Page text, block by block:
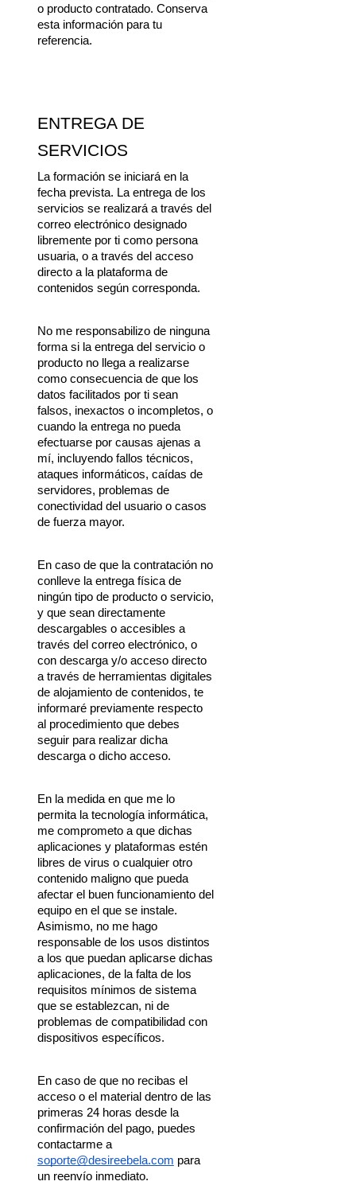
o producto contratado. Conserva
esta información para tu
referencia.
ENTREGA DE
SERVICIOS
La formación se iniciará en la
fecha prevista. La entrega de los
servicios se realizará a través del
correo electrónico designado
libremente por ti como persona
usuaria, o a través del acceso
directo a la plataforma de
contenidos según corresponda.
No me responsabilizo de ninguna
forma si la entrega del servicio o
producto no llega a realizarse
como consecuencia de que los
datos facilitados por ti sean
falsos, inexactos o incompletos, o
cuando la entrega no pueda
efectuarse por causas ajenas a
mí, incluyendo fallos técnicos,
ataques informáticos, caídas de
servidores, problemas de
conectividad del usuario o casos
de fuerza mayor.
En caso de que la contratación no
conlleve la entrega física de
ningún tipo de producto o servicio,
y que sean directamente
descargables o accesibles a
través del correo electrónico, o
con descarga y/o acceso directo
a través de herramientas digitales
de alojamiento de contenidos, te
informaré previamente respecto
al procedimiento que debes
seguir para realizar dicha
descarga o dicho acceso.
En la medida en que me lo
permita la tecnología informática,
me comprometo a que dichas
aplicaciones y plataformas estén
libres de virus o cualquier otro
contenido maligno que pueda
afectar el buen funcionamiento del
equipo en el que se instale.
Asimismo, no me hago
responsable de los usos distintos
a los que puedan aplicarse dichas
aplicaciones, de la falta de los
requisitos mínimos de sistema
que se establezcan, ni de
problemas de compatibilidad con
dispositivos específicos.
En caso de que no recibas el
acceso o el material dentro de las
primeras 24 horas desde la
confirmación del pago, puedes
contactarme a
soporte@desireebela.com para
un reenvío inmediato.